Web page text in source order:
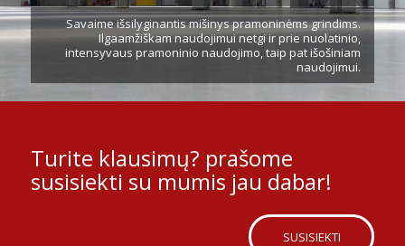
Savaime išsilyginantis mišinys pramoninėms grindims.
Ilgaamžiškam naudojimui netgi ir prie nuolatinio,
intensyvaus pramoninio naudojimo, taip pat išošiniam
naudojimui.
Turite klausimų? prašome
susisiekti su mumis jau dabar!
SUSISIEKTI